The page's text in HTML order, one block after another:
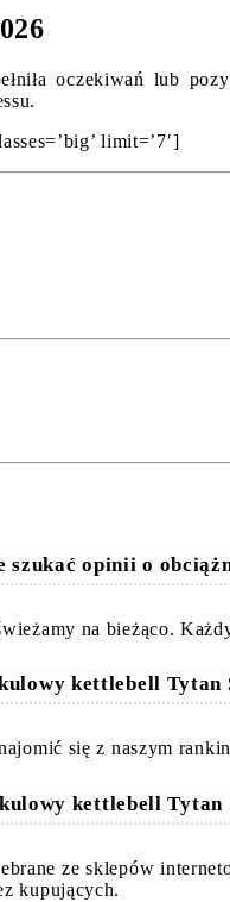
oczekiwań lub
limit=’7′]
szukać opinii o
na bieżąco.
kettlebell
się z naszym
kettlebell
ze sklepów
kupujących.